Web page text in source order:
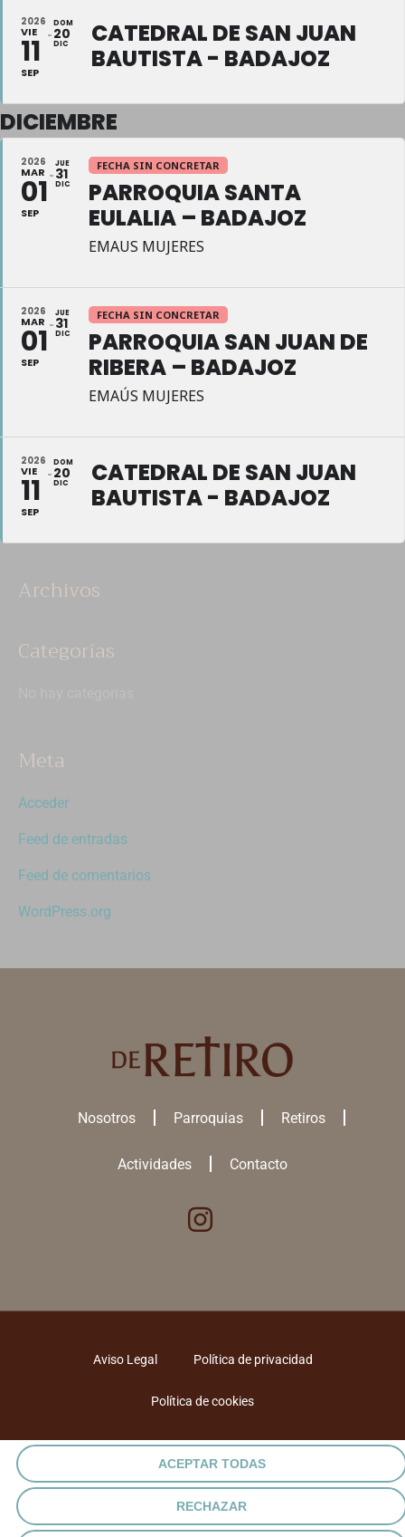
2026
VIE
11
SEP
DOM
20
DIC
CATEDRAL DE SAN JUAN
BAUTISTA - BADAJOZ
DICIEMBRE
2026
MAR
01
SEP
JUE
31
DIC
FECHA SIN CONCRETAR
PARROQUIA SANTA
EULALIA – BADAJOZ
EMAUS MUJERES
2026
MAR
01
SEP
JUE
31
DIC
FECHA SIN CONCRETAR
PARROQUIA SAN JUAN DE
RIBERA – BADAJOZ
EMAÚS MUJERES
2026
VIE
11
SEP
DOM
20
DIC
CATEDRAL DE SAN JUAN
BAUTISTA - BADAJOZ
Archivos
Categorías
Meta
Acceder
Feed de entradas
Feed de comentarios
WordPress.org
Nosotros Parroquias Retiros
Actividades Contacto
Aviso Legal Política de privacidad
Política de cookies
Puedes aprender más sobre qué cookiesutilizamos o desactivarlas en
ACEPTAR TODAS
RECHAZAR